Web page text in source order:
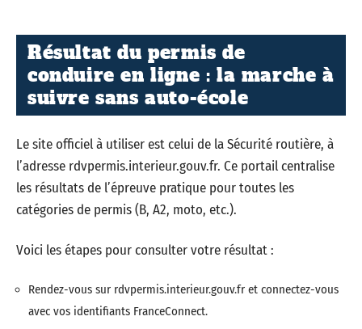
Résultat du permis de
conduire en ligne : la marche à
suivre sans auto-école
Le site officiel à utiliser est celui de la Sécurité routière, à
l’adresse rdvpermis.interieur.gouv.fr. Ce portail centralise
les résultats de l’épreuve pratique pour toutes les
catégories de permis (B, A2, moto, etc.).
Voici les étapes pour consulter votre résultat :
Rendez-vous sur rdvpermis.interieur.gouv.fr et connectez-vous
avec vos identifiants FranceConnect.